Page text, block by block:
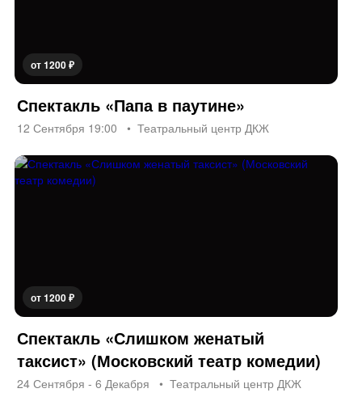
от 1200 ₽
Спектакль «Папа в паутине»
12 Сентября 19:00 Театральный центр ДКЖ
от 1200 ₽
Спектакль «Слишком женатый
таксист» (Московский театр комедии)
24 Сентября - 6 Декабря Театральный центр ДКЖ